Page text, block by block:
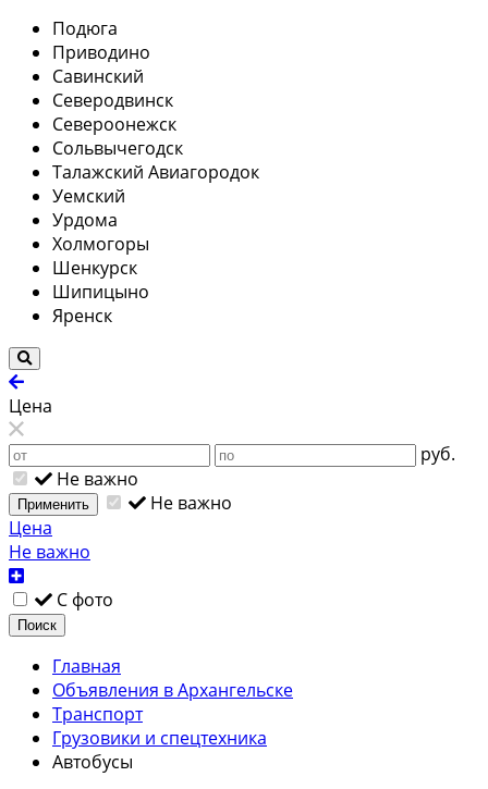
Подюга
Приводино
Савинский
Северодвинск
Североонежск
Сольвычегодск
Талажский Авиагородок
Уемский
Урдома
Холмогоры
Шенкурск
Шипицыно
Яренск
Цена
руб.
Не важно
Применить
Не важно
Цена
Не важно
С фото
Поиск
Главная
Объявления в Архангельске
Транспорт
Грузовики и спецтехника
Автобусы